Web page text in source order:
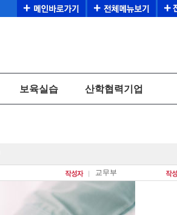
보육실습 산학협력기업
교무부